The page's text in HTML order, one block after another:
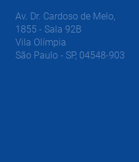
Av. Dr. Cardoso de Melo,
1855 - Sala 92B
Vila Olímpia
São Paulo - SP, 04548-903